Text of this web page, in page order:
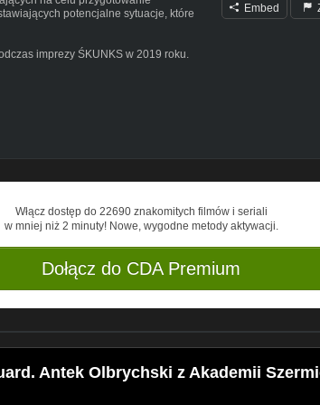
potencjalne sytuacje, które
imprezy ŚKUNKS w 2019 roku.
wiedzy traktatowej Antek przemyca
Embed
Włącz dostęp do 22690 znakomitych filmów i seriali
w mniej niż 2 minuty! Nowe, wygodne metody aktywacji.
Dołącz do CDA Premium
Antek Olbrychski z Akademii